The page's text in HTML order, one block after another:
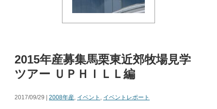
2015年産募集馬栗東近郊牧場見学
ツアー ＵＰＨＩＬＬ編
2017/09/29 | 2008年産, イベント , イベントレポート